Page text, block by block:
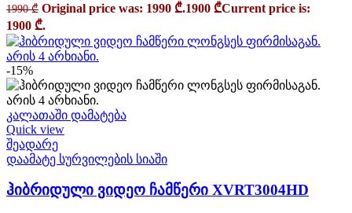
1990₾ Original price was: 1990 ₾.1900 ₾Current price is:
1900 ₾.
-15%
კალათაში დამატება
Quick view
შეადარე
დაამატე სურვილების სიაში
ჰიბრიდული ვიდეო ჩამწერი XVRT3004HD